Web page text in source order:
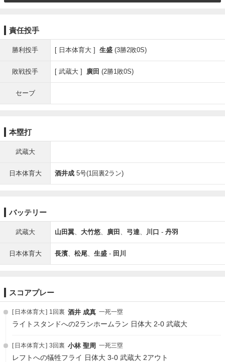
責任投手
勝利投手 日本体育大 生盛 (3勝2敗0S)
敗戦投手 武蔵大 廣田 (2勝1敗0S)
セーブ
本塁打
武蔵大
日本体育大 酒井成 5号(1回裏2ラン)
バッテリー
武蔵大 山田翼、 大竹悠、 廣田 、 弓達、 川口 - 丹羽
日本体育大 長濱、 松尾、 生盛 - 田川
スコアプレー
日本体育大 1回裏 酒井 成真 一死一塁
ライトスタンドへの2ランホームラン 日体大 2-0 武蔵大
日本体育大 3回裏 小林 聖周 一死三塁
レフトへの犠牲フライ 日体大 3-0 武蔵大 2アウト